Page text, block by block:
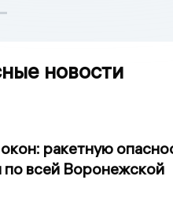
новости
ракетную
по всей Воронежской